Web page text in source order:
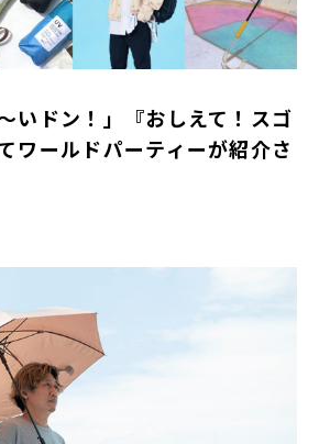
いドン！」『おしえて！スゴ
ワールドパーティーが紹介さ